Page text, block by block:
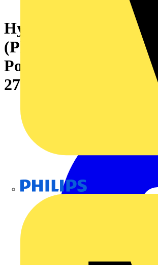
Hybridsteckverbinder
(Platinenanschluss),
Polzahl: 4,
270°